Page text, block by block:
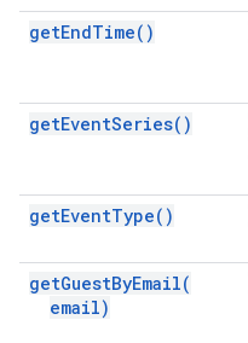
getEndTime( )
getEventSeries( )
getEventType( )
getGuestByEmail(
email)